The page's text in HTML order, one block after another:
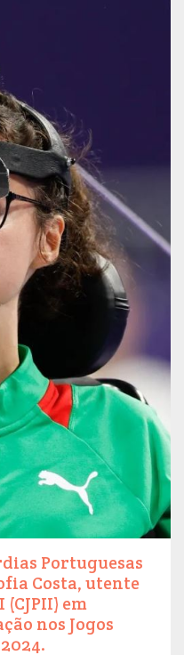
Portuguesas
Costa, utente
(CJPII) em
nos Jogos